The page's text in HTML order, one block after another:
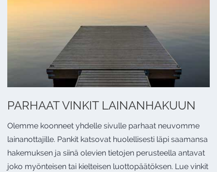
PARHAAT VINKIT LAINANHAKUUN
Olemme koonneet yhdelle sivulle parhaat neuvomme
lainanottajille. Pankit katsovat huolellisesti läpi saamansa
hakemuksen ja siinä olevien tietojen perusteella antavat
joko myönteisen tai kielteisen luottopäätöksen. Lue vinkit